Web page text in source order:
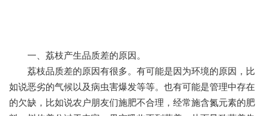
一、荔枝产生品质差的原因。
荔枝品质差的原因有很多。有可能是因为环境的原因，比
如说恶劣的气候以及病虫害爆发等等。也有可能是管理中存在
的欠缺，比如说农户朋友们施肥不合理，经常施含氮元素的肥